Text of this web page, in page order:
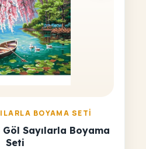
BOYAMA SETI
Sayılarla Boyama
Seti